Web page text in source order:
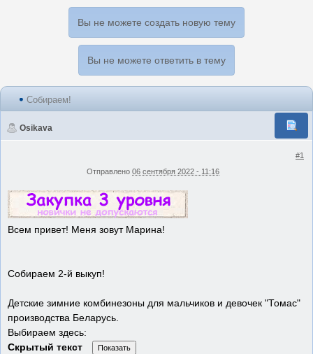
Вы не можете создать новую тему
Вы не можете ответить в тему
Собираем!
Osikava
#1
Отправлено 06 сентября 2022 - 11:16
Всем привет! Меня зовут Марина!
Собираем 2-й выкуп!
Детские зимние комбинезоны для мальчиков и девочек "Томас"
производства Беларусь.
Выбираем здесь:
Скрытый текст